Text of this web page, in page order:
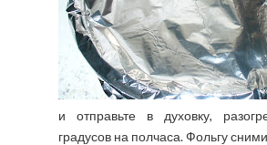
и отправьте в духовку,
градусов на полчаса. Фольгу